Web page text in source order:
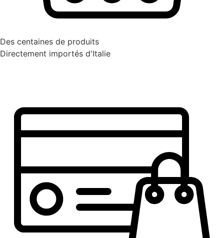
Des centaines de produits
Directement importés d'Italie